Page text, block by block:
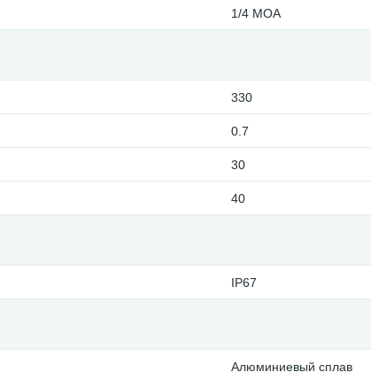
1/4 MOA
330
0.7
30
40
IP67
Алюминиевый сплав